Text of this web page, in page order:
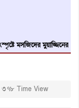
মসজিদের মুয়াজ্জিনের মৃত্যু
৩৭৮ Time View